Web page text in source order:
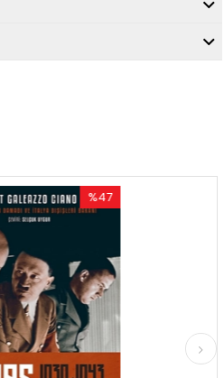
%47
İndirim